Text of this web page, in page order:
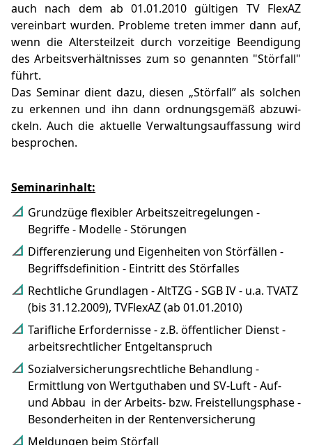
auch nach dem ab 01.01.2010 gültigen TV FlexAZ
vereinbart wurden. Probleme treten immer dann auf,
wenn die Altersteilzeit durch vorzeitige Beendigung
des Arbeitsverhältnisses zum so genannten "Störfall"
führt.
Das Seminar dient dazu, diesen „Störfall” als solchen
zu erken­nen und ihn dann ordnungs­gemäß abzuwi­
ckeln. Auch die aktuelle Verwal­tungs­auf­fassung wird
besprochen.
Seminarinhalt:
Grundzüge flexibler Arbeitszeitregelungen -
Begriffe - Modelle - Störungen
Differenzierung und Eigenheiten von Störfällen -
Begriffsdefinition - Eintritt des Störfalles
Rechtliche Grundlagen - AltTZG - SGB IV - u.a. TVATZ
(bis 31.12.2009), TVFlexAZ (ab 01.01.2010)
Tarifliche Erfordernisse - z.B. öffentlicher Dienst -
arbeitsrechtlicher Entgeltanspruch
Sozialversicherungsrechtliche Behandlung -
Ermittlung von Wertguthaben und SV-Luft - Auf-
und Abbau in der Arbeits- bzw. Freistellungsphase -
Besonderheiten in der Rentenversicherung
Meldungen beim Störfall